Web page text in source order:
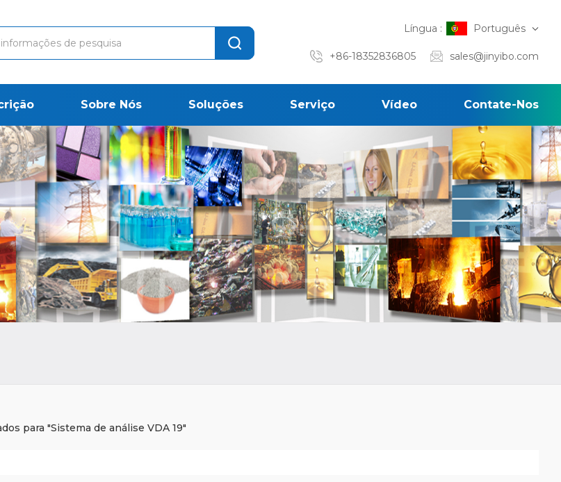
Língua : Português
+86-18352836805 sales@jinyibo.com
Sobre Nós Soluções Serviço Vídeo Contate-Nos
para "Sistema de análise VDA 19"